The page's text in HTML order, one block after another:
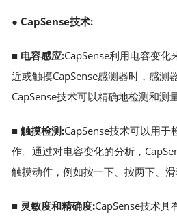
● CapSense技术:
■ 电容感应:CapSense利用电容变
近或触摸CapSense感测器时，感测
CapSense技术可以精确地检测和测
■触摸检测:CapSense技术可以用
作。通过对电容变化的分析，
触摸动作，例如按一下、按两下、滑
■ 灵敏度和精确度:CapSense技术具